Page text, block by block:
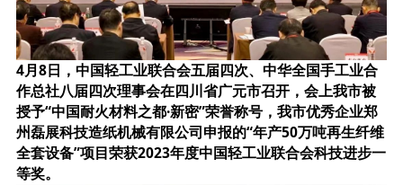
4月8日，中国轻工业联合会五届四次、中华全国手工业合
作总社八届四次理事会在四川省广元市召开，会上我市被
授予“中国耐火材料之都·新密”荣誉称号，我市优秀企业郑
州磊展科技造纸机械有限公司申报的“年产50万吨再生纤维
全套设备”项目荣获2023年度中国轻工业联合会科技进步一
等奖。